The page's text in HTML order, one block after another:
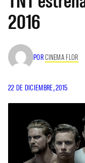
2016
PORCINEMA FLOR
22 DE DICIEMBRE, 2015